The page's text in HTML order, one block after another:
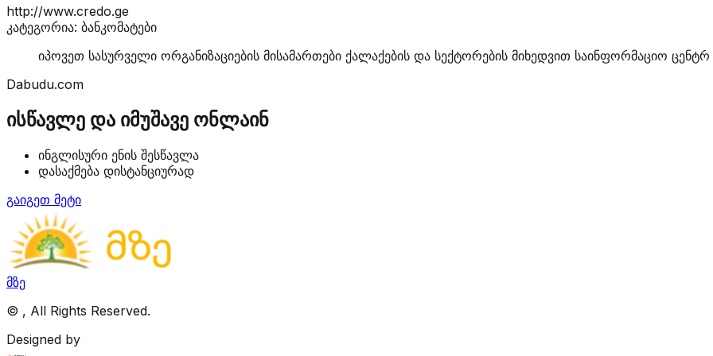
http://www.credo.ge
კატეგორია: ბანკომატები
იპოვეთ სასურველი ორგანიზაციების მისამართები ქალაქების და სექტორების მიხედვით საინფორმაციო ცენტრ
Dabudu.com
ისწავლე და იმუშავე ონლაინ
ინგლისური ენის შესწავლა
დასაქმება დისტანციურად
გაიგეთ მეტი
მზე
© , All Rights Reserved.
Designed by